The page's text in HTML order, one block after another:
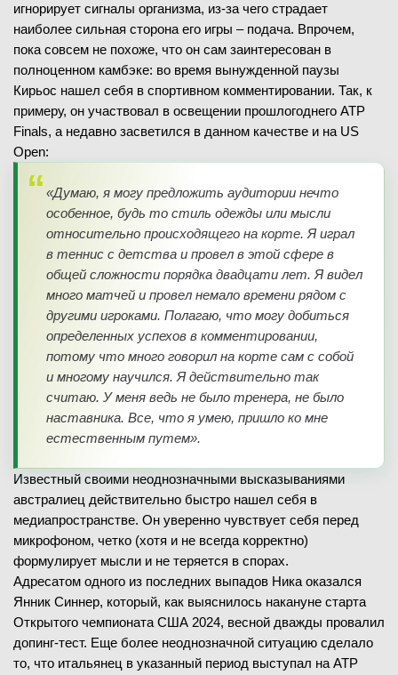
игнорирует сигналы организма, из-за чего страдает
наиболее сильная сторона его игры – подача. Впрочем,
пока совсем не похоже, что он сам заинтересован в
полноценном камбэке: во время вынужденной паузы
Кирьос нашел себя в спортивном комментировании. Так, к
примеру, он участвовал в оcвещении прошлогоднего ATP
Finals, а недавно засветился в данном качестве и на US
Open:
«Думаю, я могу предложить аудитории нечто
особенное, будь то стиль одежды или мысли
относительно происходящего на корте. Я играл
в теннис с детства и провел в этой сфере в
общей сложности порядка двадцати лет. Я видел
много матчей и провел немало времени рядом с
другими игроками. Полагаю, что могу добиться
определенных успехов в комментировании,
потому что много говорил на корте сам с собой
и многому научился. Я действительно так
считаю. У меня ведь не было тренера, не было
наставника. Все, что я умею, пришло ко мне
естественным путем».
Известный своими неоднозначными высказываниями
австралиец действительно быстро нашел себя в
медиапространстве. Он уверенно чувствует себя перед
микрофоном, четко (хотя и не всегда корректно)
формулирует мысли и не теряется в спорах.
Адресатом одного из последних выпадов Ника оказался
Янник Синнер, который, как выяснилось накануне старта
Открытого чемпионата США 2024, весной дважды провалил
допинг-тест. Еще более неоднозначной ситуацию сделало
то, что итальянец в указанный период выступал на ATP